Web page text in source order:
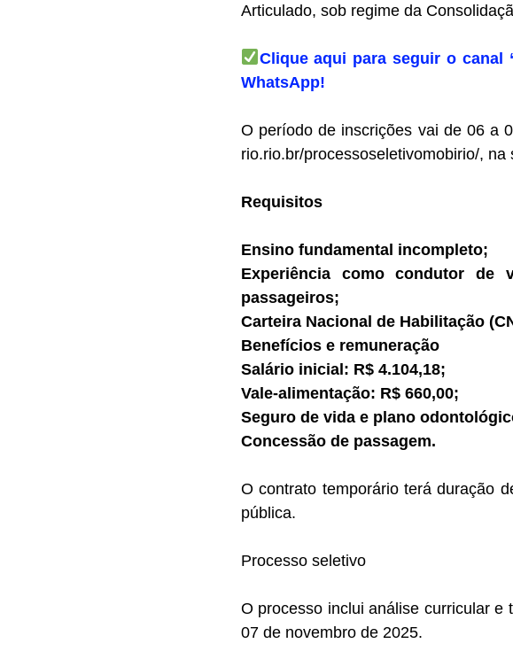
Articulado, sob regime da
Clique aqui para seguir o canal
WhatsApp!
O período de inscrições vai de 06 a
rio.rio.br/processoseletivomobirio/,
Requisitos
Ensino fundamental incompleto;
Experiência como condutor de
passageiros;
Carteira Nacional de Habilitação
Benefícios e remuneração
Salário inicial: R$ 4.104,18;
Vale-alimentação: R$ 660,00;
Seguro de vida e plano
Concessão de passagem.
O contrato temporário terá duração
pública.
Processo seletivo
O processo inclui análise curricular
07 de novembro de 2025.